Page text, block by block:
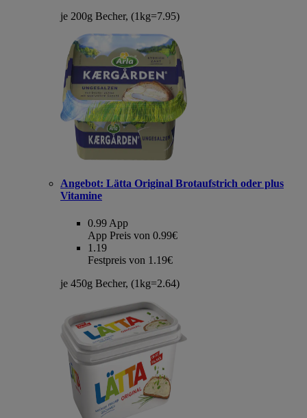
je 200g Becher, (1kg=7.95)
Angebot: Lätta Original Brotaufstrich oder plus
Vitamine
0.99 App
App Preis von 0.99€
1.19
Festpreis von 1.19€
je 450g Becher, (1kg=2.64)